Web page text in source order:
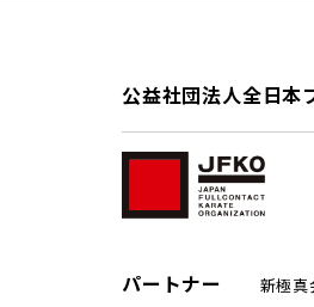
公益社団法人全日本
パートナー 新極真